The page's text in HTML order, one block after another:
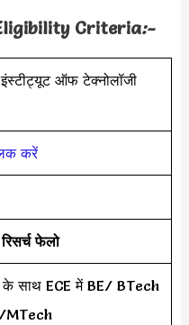
Criteria:-
ऑफ टेक्नोलॉजी
करें
फेलो
के साथ ECE में BE/ BTech
MTech